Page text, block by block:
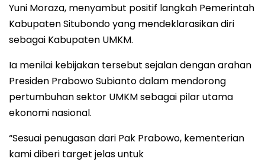
Yuni Moraza, menyambut positif langkah Pemerintah
Kabupaten Situbondo yang mendeklarasikan diri
sebagai Kabupaten UMKM.
Ia menilai kebijakan tersebut sejalan dengan arahan
Presiden Prabowo Subianto dalam mendorong
pertumbuhan sektor UMKM sebagai pilar utama
ekonomi nasional.
“Sesuai penugasan dari Pak Prabowo, kementerian
kami diberi target jelas untuk